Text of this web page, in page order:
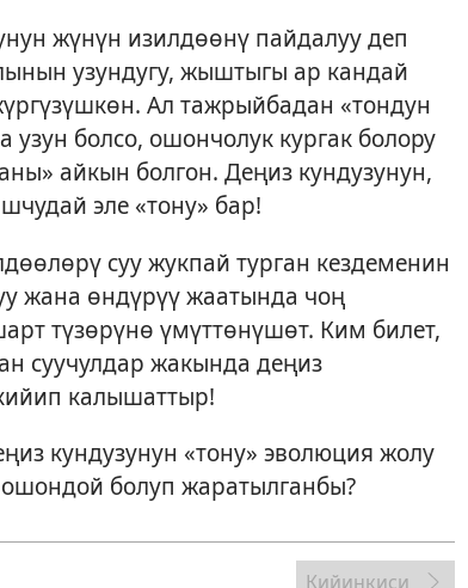
жүнүн изилдөөнү пайдалуу деп
узундугу, жыштыгы ар кандай
Ал тажрыйбадан «тондун
болсо, ошончолук кургак болору
айкын болгон. Деңиз кундузунун,
эле «тону» бар!
суу жукпай турган кездеменин
жана өндүрүү жаатында чоң
түзөрүнө үмүттөнүшөт. Ким билет,
суучулдар жакында деңиз
калышаттыр!
кундузунун «тону» эволюция жолу
болуп жаратылганбы?
Кийинкиси